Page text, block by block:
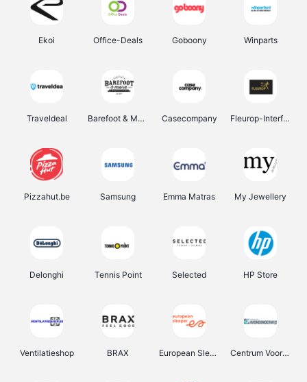
Ekoi Office-Deals Goboony Winparts
Traveldeal Barefoot & More Casecompany Fleurop-Interflora
Pizzahut.be Samsung Emma Matras My Jewellery
Delonghi Tennis Point Selected HP Store
Ventilatieshop BRAX European Sleeper Centrum Voor Avondonderwijs